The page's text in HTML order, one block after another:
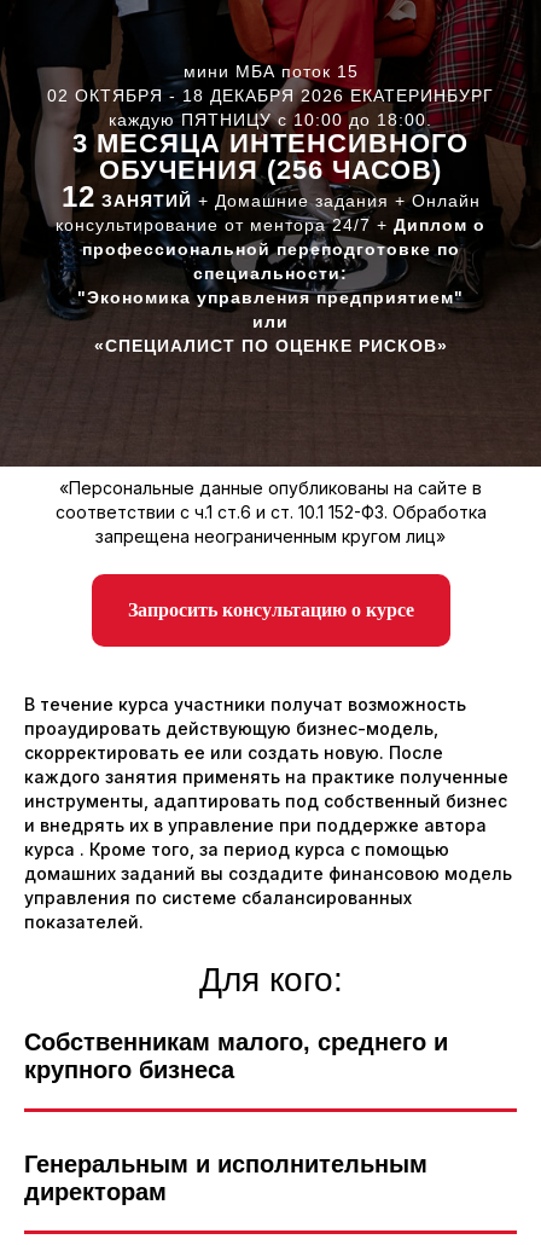
мини МБА поток 15
02 ОКТЯБРЯ - 18 ДЕКАБРЯ 2026 ЕКАТЕРИНБУРГ
каждую ПЯТНИЦУ с 10:00 до 18:00.
3 МЕСЯЦА ИНТЕНСИВНОГО
ОБУЧЕНИЯ (256 ЧАСОВ)
12 ЗАНЯТИЙ + Домашние задания + Онлайн
консультирование от ментора 24/7 + Диплом о
профессиональной переподготовке по
специальности:
"Экономика управления предприятием"
или
«СПЕЦИАЛИСТ ПО ОЦЕНКЕ РИСКОВ»
«Персональные данные опубликованы на сайте в
соответствии с ч.1 ст.6 и ст. 10.1 152-ФЗ. Обработка
запрещена неограниченным кругом лиц»
Запросить консультацию о курсе
В течение курса участники получат возможность
проаудировать действующую бизнес-модель,
скорректировать ее или создать новую. После
каждого занятия применять на практике полученные
инструменты, адаптировать под собственный бизнес
и внедрять их в управление при поддержке автора
курса . Кроме того, за период курса с помощью
домашних заданий вы создадите финансовою модель
управления по системе сбалансированных
показателей.
Для кого:
Собственникам малого, среднего и
крупного бизнеса
Генеральным и исполнительным
директорам